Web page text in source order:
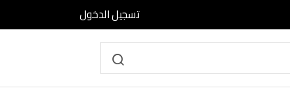
تسجيل الدخول